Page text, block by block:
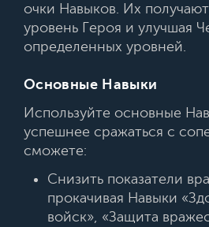
очки Навыков. Их
уровень Героя и улучшая
определенных уровней.
Основные Навыки
Используйте основные
успешнее сражаться с
сможете:
Снизить показатели
прокачивая Навыки
войск», «Защита